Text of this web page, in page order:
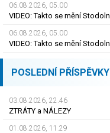
06.08.2026, 05.00
06.08.2026, 05.00
POSLEDNÍ
03.08.2026, 22.46
ZTRÁTY a NÁLEZY
01.08.2026, 11.29